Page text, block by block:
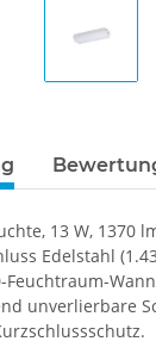
13 W, 1370
Edelstahl
Feuchtraum-
unverlierbare